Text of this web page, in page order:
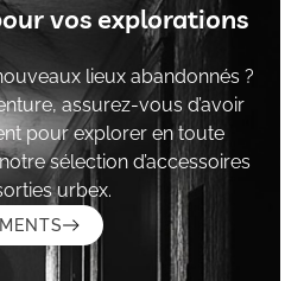
vos explorations
lieux abandonnés ?
assurez-vous d’avoir
pour explorer en toute
sélection d’accessoires
urbex.